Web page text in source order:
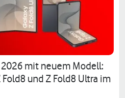
mit neuem Modell:
Fold8 und Z Fold8 Ultra im